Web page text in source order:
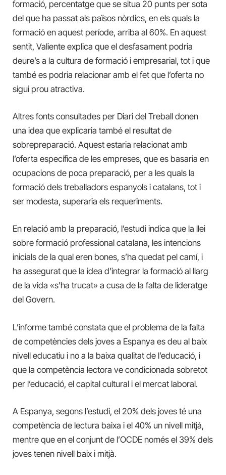
formació, percentatge que se situa 20 punts per sota
del que ha passat als països nòrdics, en els quals la
formació en aquest període, arriba al 60%. En aquest
sentit, Valiente explica que el desfasament podria
deure’s a la cultura de formació i empresarial, tot i que
també es podria relacionar amb el fet que l’oferta no
sigui prou atractiva.
Altres fonts consultades per Diari del Treball donen
una idea que explicaria també el resultat de
sobrepreparació. Aquest estaria relacionat amb
l’oferta específica de les empreses, que es basaria en
ocupacions de poca preparació, per a les quals la
formació dels treballadors espanyols i catalans, tot i
ser modesta, superaria els requeriments.
En relació amb la preparació, l’estudi indica que la llei
sobre formació professional catalana, les intencions
inicials de la qual eren bones, s’ha quedat pel camí, i
ha assegurat que la idea d’integrar la formació al llarg
de la vida «s’ha trucat» a cusa de la falta de lideratge
del Govern.
L’informe també constata que el problema de la falta
de competències dels joves a Espanya es deu al baix
nivell educatiu i no a la baixa qualitat de l’educació, i
que la competència lectora ve condicionada sobretot
per l’educació, el capital cultural i el mercat laboral.
A Espanya, segons l’estudi, el 20% dels joves té una
competència de lectura baixa i el 40% un nivell mitjà,
mentre que en el conjunt de l’OCDE només el 39% dels
joves tenen nivell baix i mitjà.